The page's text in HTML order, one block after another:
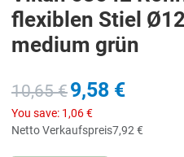
flexiblen Stiel
medium grün
10,65 €9,58 €
You save: 1,06 €
Netto Verkaufspreis7,92 €